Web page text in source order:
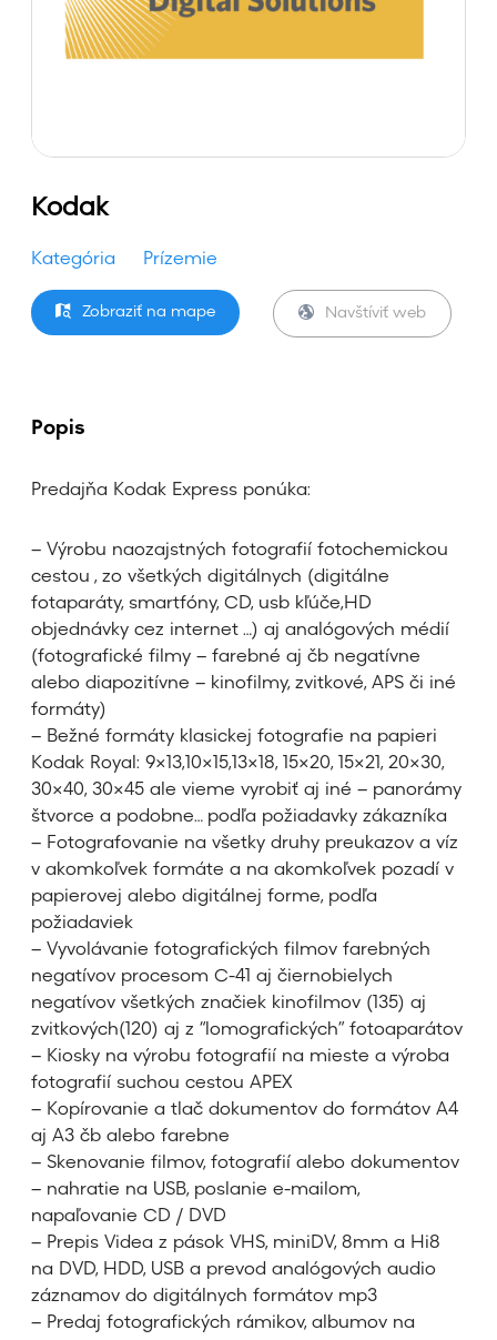
Kodak
Kategória Prízemie
Zobraziť na mape Navštíviť web
Popis
Predajňa Kodak Express ponúka:
– Výrobu naozajstných fotografií fotochemickou
cestou , zo všetkých digitálnych (digitálne
fotaparáty, smartfóny, CD, usb kľúče,HD
objednávky cez internet …) aj analógových médií
(fotografické filmy – farebné aj čb negatívne
alebo diapozitívne – kinofilmy, zvitkové, APS či iné
formáty)
– Bežné formáty klasickej fotografie na papieri
Kodak Royal: 9×13,10×15,13×18, 15×20, 15×21, 20×30,
30×40, 30×45 ale vieme vyrobiť aj iné – panorámy
štvorce a podobne… podľa požiadavky zákazníka
– Fotografovanie na všetky druhy preukazov a víz
v akomkoľvek formáte a na akomkoľvek pozadí v
papierovej alebo digitálnej forme, podľa
požiadaviek
– Vyvolávanie fotografických filmov farebných
negatívov procesom C-41 aj čiernobielych
negatívov všetkých značiek kinofilmov (135) aj
zvitkových(120) aj z “lomografických” fotoaparátov
– Kiosky na výrobu fotografií na mieste a výroba
fotografií suchou cestou APEX
– Kopírovanie a tlač dokumentov do formátov A4
aj A3 čb alebo farebne
– Skenovanie filmov, fotografií alebo dokumentov
– nahratie na USB, poslanie e-mailom,
napaľovanie CD / DVD
– Prepis Videa z pások VHS, miniDV, 8mm a Hi8
na DVD, HDD, USB a prevod analógových audio
záznamov do digitálnych formátov mp3
– Predaj fotografických rámikov, albumov na